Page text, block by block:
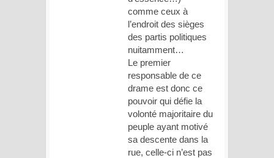
comme ceux à
l’endroit des sièges
des partis politiques
nuitamment…
Le premier
responsable de ce
drame est donc ce
pouvoir qui défie la
volonté majoritaire du
peuple ayant motivé
sa descente dans la
rue, celle-ci n’est pas